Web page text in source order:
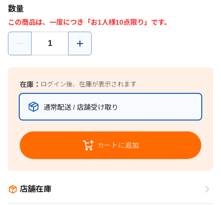
数量
この商品は、一度につき「お1人様10点限り」です。
在庫： ログイン後、在庫が表示されます
通常配送 / 店舗受け取り
カートに追加
店舗在庫